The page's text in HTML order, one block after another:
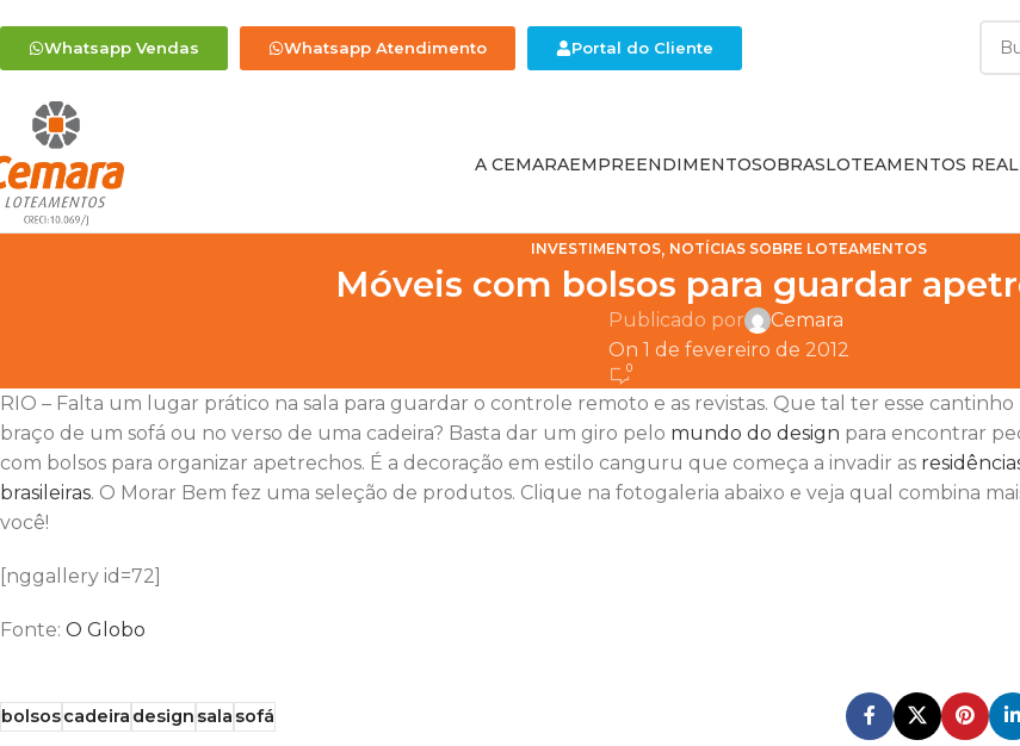
Whatsapp Vendas Whatsapp Atendimento Portal do Cliente
A CEMARAEMPREENDIMENTOSOBRASLOTEAMENTOS
INVESTIMENTOS, NOTÍCIAS SOBRE LOTEAMENTOS
Móveis com bolsos para guardar
Publicado por
Cemara
On 1 de fevereiro de 2012
0
RIO – Falta um lugar prático na sala para guardar o controle remoto e as revistas. Que tal ter esse cantinho
braço de um sofá ou no verso de uma cadeira? Basta dar um giro pelo mundo do design para encontrar
com bolsos para organizar apetrechos. É a decoração em estilo canguru que começa a invadir as
brasileiras. O Morar Bem fez uma seleção de produtos. Clique na fotogaleria abaixo e veja qual combina
você!
[nggallery id=72]
Fonte: O Globo
bolsoscadeiradesignsalasofá